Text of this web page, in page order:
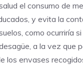
el consumo de
y evita la
como ocurriría
a la vez que
los envases